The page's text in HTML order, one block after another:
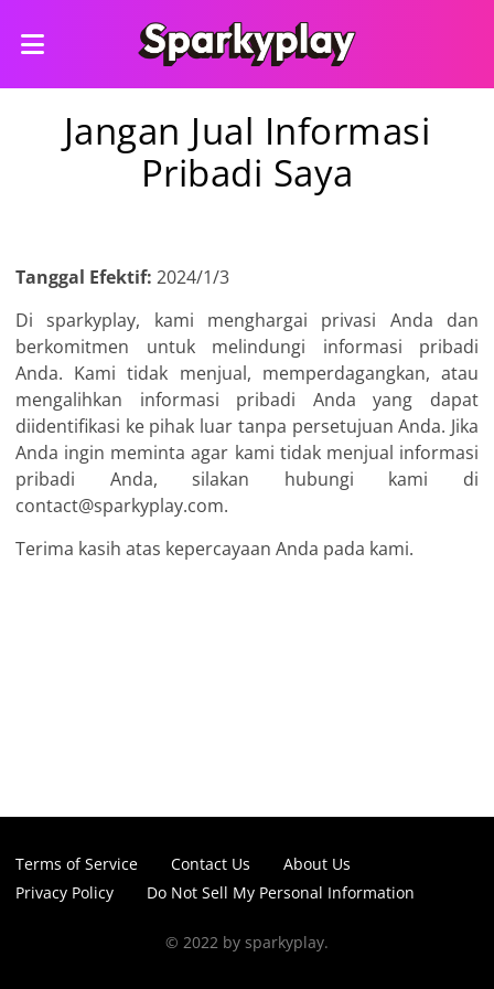
Jangan Jual Informasi
Pribadi Saya
Tanggal Efektif: 2024/1/3
Di sparkyplay, kami menghargai privasi Anda dan
berkomitmen untuk melindungi informasi pribadi
Anda. Kami tidak menjual, memperdagangkan, atau
mengalihkan informasi pribadi Anda yang dapat
diidentifikasi ke pihak luar tanpa persetujuan Anda. Jika
Anda ingin meminta agar kami tidak menjual informasi
pribadi Anda, silakan hubungi kami di
contact@sparkyplay.com.
Terima kasih atas kepercayaan Anda pada kami.
Terms of Service Contact Us
About Us
Privacy Policy
Do Not Sell My Personal Information
© 2022 by sparkyplay.